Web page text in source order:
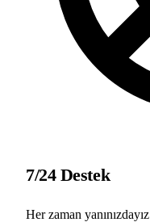
7/24 Destek
Her zaman yanınızdayız